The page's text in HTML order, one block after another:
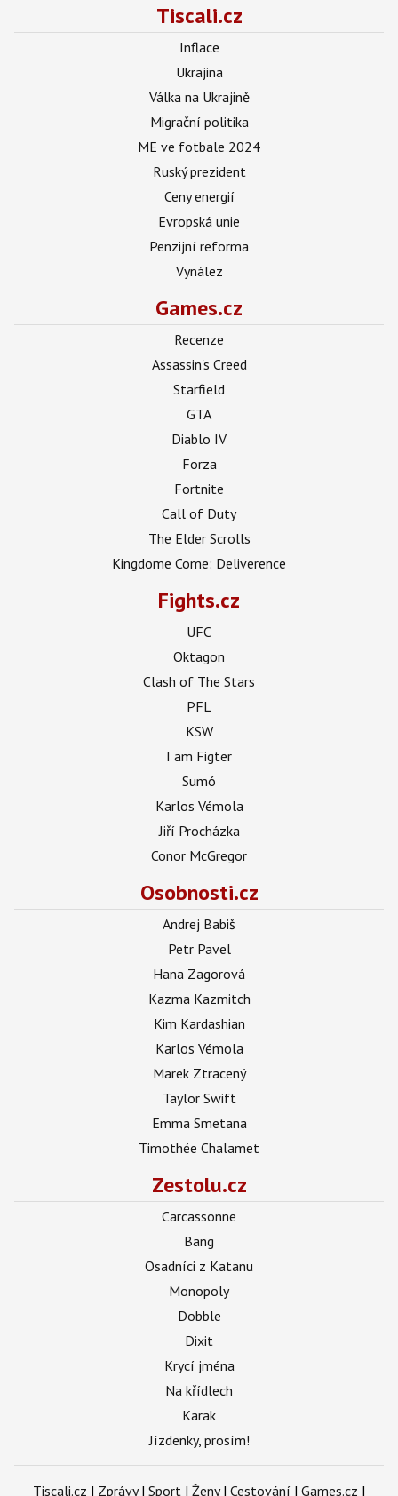
Tiscali.cz
Inflace
Ukrajina
Válka na Ukrajině
Migrační politika
ME ve fotbale 2024
Ruský prezident
Ceny energií
Evropská unie
Penzijní reforma
Vynález
Games.cz
Recenze
Assassin's Creed
Starfield
GTA
Diablo IV
Forza
Fortnite
Call of Duty
The Elder Scrolls
Kingdome Come: Deliverence
Fights.cz
UFC
Oktagon
Clash of The Stars
PFL
KSW
I am Figter
Sumó
Karlos Vémola
Jiří Procházka
Conor McGregor
Osobnosti.cz
Andrej Babiš
Petr Pavel
Hana Zagorová
Kazma Kazmitch
Kim Kardashian
Karlos Vémola
Marek Ztracený
Taylor Swift
Emma Smetana
Timothée Chalamet
Zestolu.cz
Carcassonne
Bang
Osadníci z Katanu
Monopoly
Dobble
Dixit
Krycí jména
Na křídlech
Karak
Jízdenky, prosím!
Tiscali.cz | Zprávy| Sport | Ženy| Cestování | Games.cz |